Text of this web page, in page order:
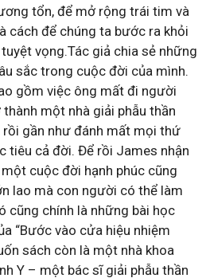
tổn, để mở rộng trái tim và
cách để chúng ta bước ra khỏi
vọng.Tác giả chia sẻ những
sắc trong cuộc đời của mình.
gồm việc ông mất đi người
một nhà giải phẫu thần
rồi gần như đánh mất mọi thứ
tiêu cả đời. Để rồi James nhận
cuộc đời hạnh phúc cũng
lao mà con người có thể làm
cũng chính là những bài học
“Bước vào cửa hiệu nhiệm
sách còn là một nhà khoa
Y – một bác sĩ giải phẫu thần